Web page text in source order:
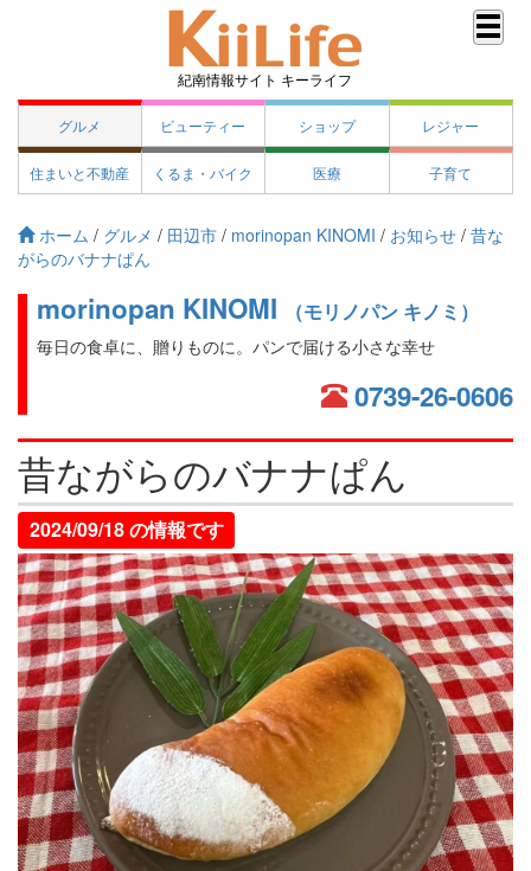
紀南情報サイト キーライフ
グルメ ビューティー ショップ レジャー
住まいと不動産 くるま・バイク 医療 子育て
ホーム / グルメ / 田辺市 / morinopan KINOMI / お知らせ / 昔な
がらのバナナぱん
morinopan KINOMI （モリノパン キノミ）
毎日の食卓に、贈りものに。パンで届ける小さな幸せ
0739-26-0606
昔ながらのバナナぱん
2024/09/18 の情報です